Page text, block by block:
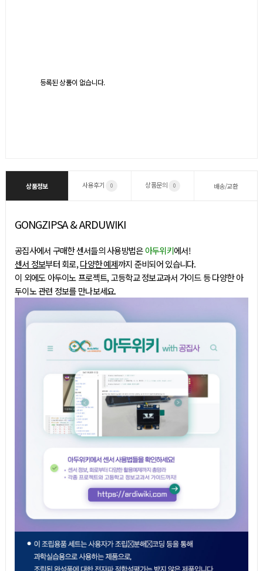
등록된 상품이 없습니다.
상품정보 사용후기 0 상품문의 0 배송/교환
GONGZIPSA & ARDUWIKI
공집사에서 구매한 센서들의 사용방법은아두위키에서!
센서 정보부터 회로,다양한 예제까지 준비되어 있습니다.
이 외에도 아두이노 프로젝트, 고등학교 정보교과서 가이드 등 다양한 아
두이노 관련 정보를 만나보세요.